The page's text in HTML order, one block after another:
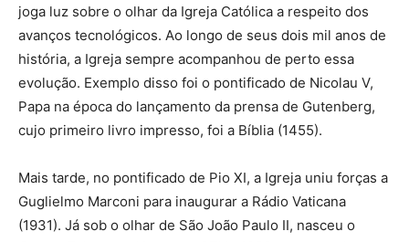
joga luz sobre o olhar da Igreja Católica a respeito dos
avanços tecnológicos. Ao longo de seus dois mil anos de
história, a Igreja sempre acompanhou de perto essa
evolução. Exemplo disso foi o pontificado de Nicolau V,
Papa na época do lançamento da prensa de Gutenberg,
cujo primeiro livro impresso, foi a Bíblia (1455).
Mais tarde, no pontificado de Pio XI, a Igreja uniu forças a
Guglielmo Marconi para inaugurar a Rádio Vaticana
(1931). Já sob o olhar de São João Paulo II, nasceu o